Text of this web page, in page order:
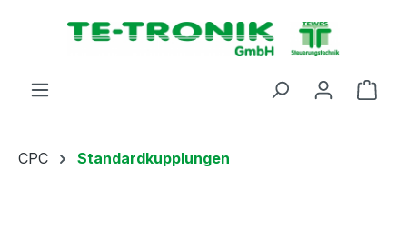
springen
CPC Standardkupplungen